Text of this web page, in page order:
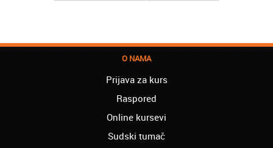
Natasa iz Kraljeva:
Najbolji knjigovodstveni program! Sa
lakoćom sam savladala tromesečni kurs
Dragan iz Čačka:
O NAMA
Prijava za kurs
Raspored
Online kursevi
Sudski tumač